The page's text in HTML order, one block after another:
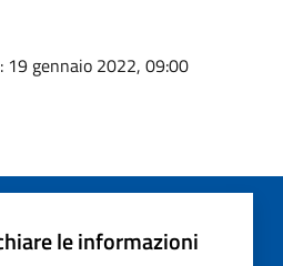
: 19 gennaio 2022, 09:00
le informazioni